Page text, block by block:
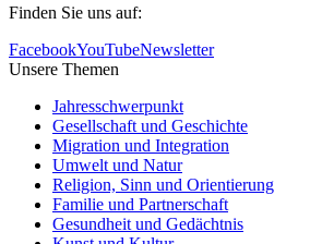
Finden Sie uns auf:
FacebookYouTubeNewsletter
Unsere Themen
Jahresschwerpunkt
Gesellschaft und Geschichte
Migration und Integration
Umwelt und Natur
Religion, Sinn und Orientierung
Familie und Partnerschaft
Gesundheit und Gedächtnis